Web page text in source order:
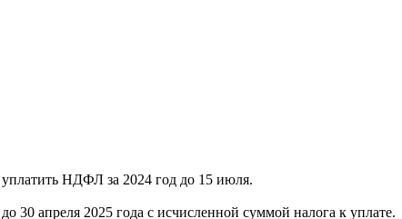
НДФЛ за 2024 год до 15 июля.
30 апреля 2025 года с исчисленной суммой налога к уплате.